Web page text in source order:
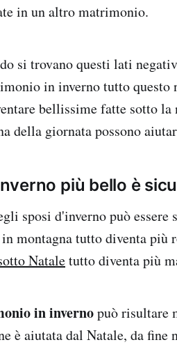
in un altro matrimonio.
si trovano questi lati
in inverno tutto questo
bellissime fatte sotto la
della giornata possono
più bello è
sposi d'inverno può
montagna tutto diventa più
Nataletutto diventa più
in invernopuò risultare
è aiutata dal Natale, da